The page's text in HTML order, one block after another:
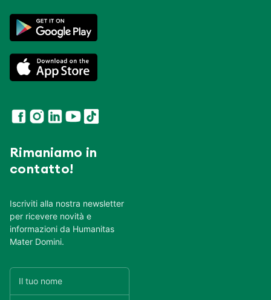
Rimaniamo in
contatto!
Iscriviti alla nostra newsletter
per ricevere novità e
informazioni da Humanitas
Mater Domini.